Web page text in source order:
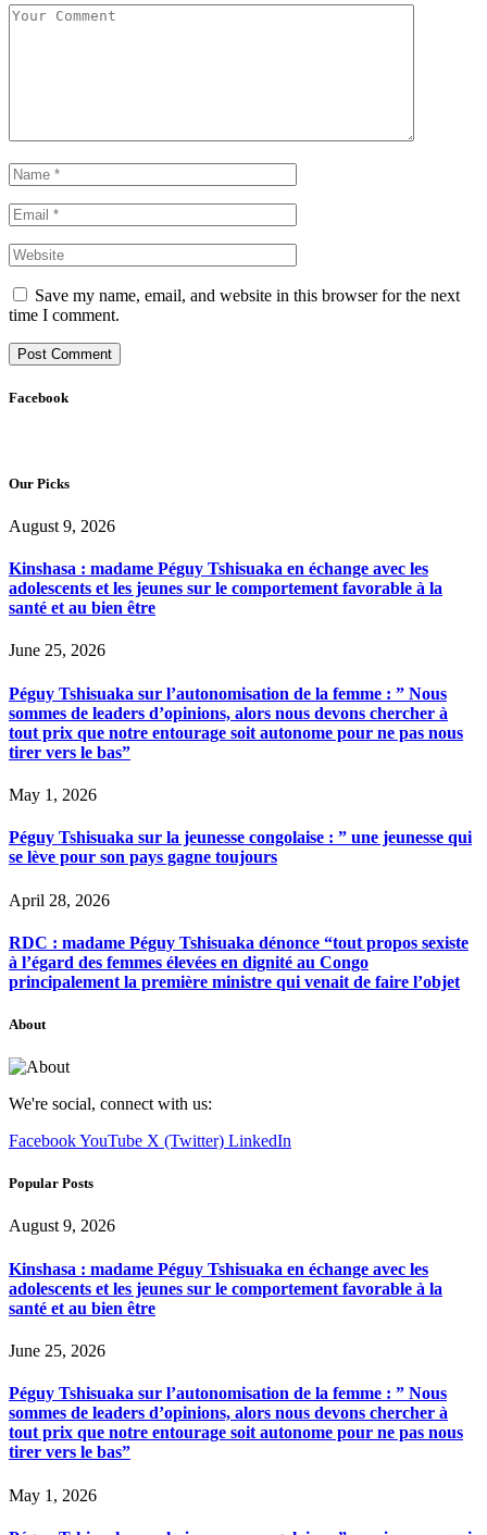
Save my name, email, and website in this browser for the next
time I comment.
Facebook
Our Picks
August 9, 2026
Kinshasa : madame Péguy Tshisuaka en échange avec les
adolescents et les jeunes sur le comportement favorable à la
santé et au bien être
June 25, 2026
Péguy Tshisuaka sur l’autonomisation de la femme : ” Nous
sommes de leaders d’opinions, alors nous devons chercher à
tout prix que notre entourage soit autonome pour ne pas nous
tirer vers le bas”
May 1, 2026
Péguy Tshisuaka sur la jeunesse congolaise : ” une jeunesse qui
se lève pour son pays gagne toujours
April 28, 2026
RDC : madame Péguy Tshisuaka dénonce “tout propos sexiste
à l’égard des femmes élevées en dignité au Congo
principalement la première ministre qui venait de faire l’objet
About
We're social, connect with us:
FacebookYouTube X (Twitter) LinkedIn
Popular Posts
August 9, 2026
Kinshasa : madame Péguy Tshisuaka en échange avec les
adolescents et les jeunes sur le comportement favorable à la
santé et au bien être
June 25, 2026
Péguy Tshisuaka sur l’autonomisation de la femme : ” Nous
sommes de leaders d’opinions, alors nous devons chercher à
tout prix que notre entourage soit autonome pour ne pas nous
tirer vers le bas”
May 1, 2026